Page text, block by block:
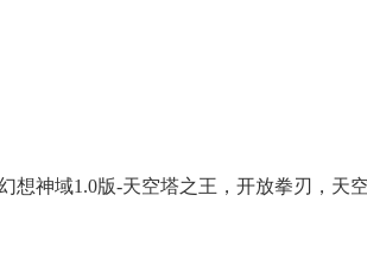
神域1.0版-天空塔之王，开放拳刃，天